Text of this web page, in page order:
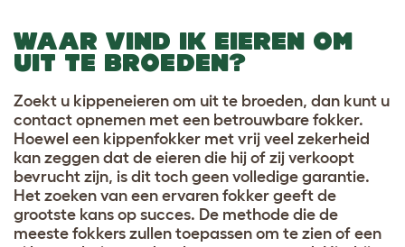
WAAR VIND IK EIEREN OM
UIT TE BROEDEN?
Zoekt u kippeneieren om uit te broeden, dan kunt u
contact opnemen met een betrouwbare fokker.
Hoewel een kippenfokker met vrij veel zekerheid
kan zeggen dat de eieren die hij of zij verkoopt
bevrucht zijn, is dit toch geen volledige garantie.
Het zoeken van een ervaren fokker geeft de
grootste kans op succes. De methode die de
meeste fokkers zullen toepassen om te zien of een